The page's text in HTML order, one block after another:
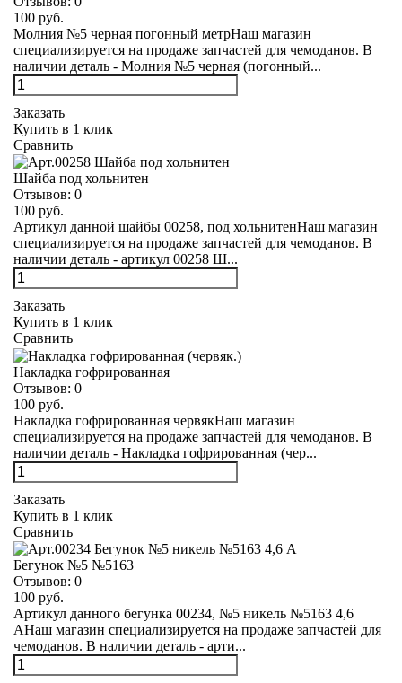
100 руб.
Молния №5 черная погонный метрНаш магазин
специализируется на продаже запчастей для чемоданов. В
наличии деталь - Молния №5 черная (погонный...
Заказать
Купить в 1 клик
Сравнить
Шайба под хольнитен
Отзывов: 0
100 руб.
Артикул данной шайбы 00258, под хольнитенНаш магазин
специализируется на продаже запчастей для чемоданов. В
наличии деталь - артикул 00258 Ш...
Заказать
Купить в 1 клик
Сравнить
Накладка гофрированная
Отзывов: 0
100 руб.
Накладка гофрированная червякНаш магазин
специализируется на продаже запчастей для чемоданов. В
наличии деталь - Накладка гофрированная (чер...
Заказать
Купить в 1 клик
Сравнить
Бегунок №5 №5163
Отзывов: 0
100 руб.
Артикул данного бегунка 00234, №5 никель №5163 4,6
АНаш магазин специализируется на продаже запчастей для
чемоданов. В наличии деталь - арти...